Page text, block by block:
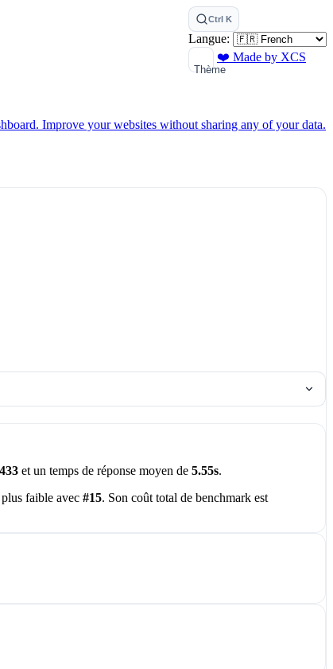
Ctrl K
Langue:
Thème
❤️ Made by XCS
Improve your websites without sharing any of your data.
et un temps de réponse moyen de 5.55s.
faible avec #15. Son coût total de benchmark est